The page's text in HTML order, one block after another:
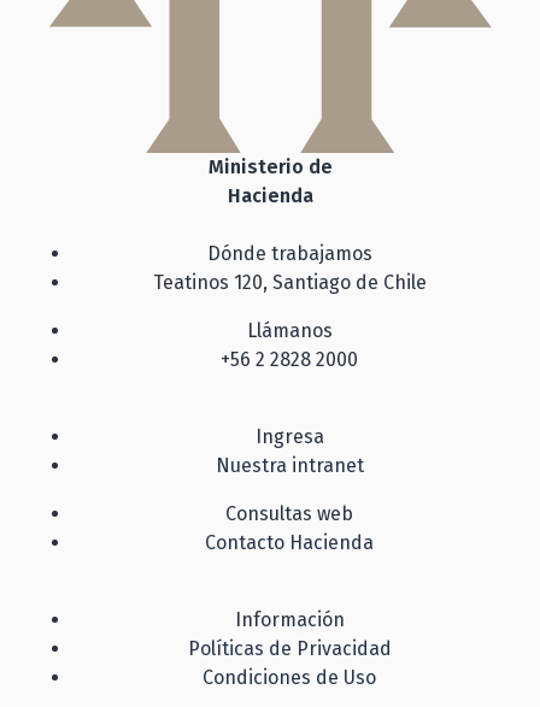
Ministerio de
Hacienda
Dónde trabajamos
Teatinos 120, Santiago de Chile
Llámanos
+56 2 2828 2000
Ingresa
Nuestra intranet
Consultas web
Contacto Hacienda
Información
Políticas de Privacidad
Condiciones de Uso